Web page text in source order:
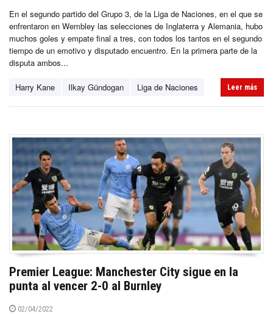
En el segundo partido del Grupo 3, de la Liga de Naciones, en el que se
enfrentaron en Wembley las selecciones de Inglaterra y Alemania, hubo
muchos goles y empate final a tres, con todos los tantos en el segundo
tiempo de un emotivo y disputado encuentro. En la primera parte de la
disputa ambos...
Harry Kane Ilkay Gündogan Liga de Naciones Leer más
Premier League: Manchester City sigue en la
punta al vencer 2-0 al Burnley
02/04/2022